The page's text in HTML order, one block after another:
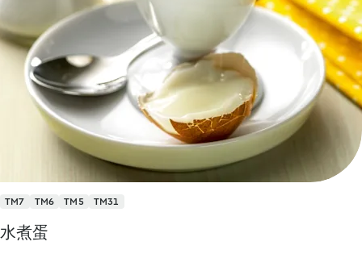
TM7 TM6 TM5 TM31
水煮蛋